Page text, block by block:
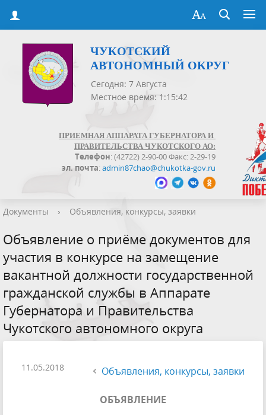
ЧУКОТСКИЙ
АВТОНОМНЫЙ ОКРУГ
Сегодня: 7 Августа
Местное время: 1:15:42
ПРИЕМНАЯ АППАРАТА ГУБЕРНАТОРА И
ПРАВИТЕЛЬСТВА ЧУКОТСКОГО АО:
Телефон: (42722) 2-90-00 Факс: 2-29-19
эл. почта:admin87chao@chukotka-gov.ru
Документы › Объявления, конкурсы, заявки
Объявление о приёме документов для
участия в конкурсе на замещение
вакантной должности государственной
гражданской службы в Аппарате
Губернатора и Правительства
Чукотского автономного округа
11.05.2018 Объявления, конкурсы, заявки
ОБЪЯВЛЕНИЕ